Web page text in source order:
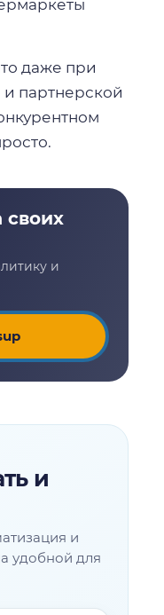
даже при
партнерской
и
и
удобной для